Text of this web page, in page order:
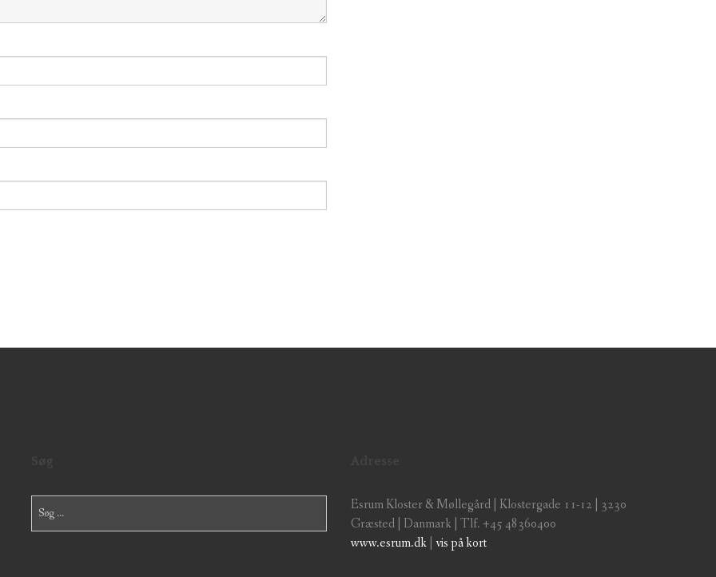
efter:
Esrum Kloster & Møllegård | Klostergade 11-12 | 3230
Græsted | Danmark | Tlf. +45 48360400
www.esrum.dk vis på kort